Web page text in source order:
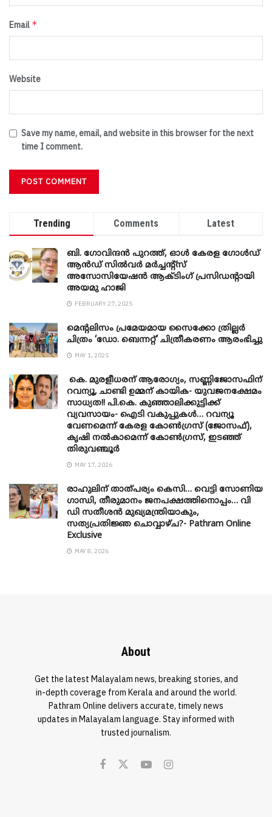
Email *
Website
Save my name, email, and website in this browser for the next
time I comment.
Trending Comments Latest
ബി. ​ഗോവിന്ദൻ പുറത്ത്, ഓൾ കേരള ഗോൾഡ്
ആൻഡ് സിൽവർ മർച്ചന്റ്സ്
അസോസിയേഷൻ ആക്ടിംഗ് പ്രസിഡന്റായി
അയമു ഹാജി
FEBRUARY 27, 2025
മെന്‍റലിസം പ്രമേയമായ സൈക്കോ ത്രില്ലർ
ചിത്രം ‘ഡോ. ബെന്നറ്റ്’ ചിത്രീകരണം ആരംഭിച്ചു
MAY 1, 2025
കെ. മുരളീധരന് ആരോഗ്യം, സണ്ണിജോസഫിന്
റവന്യൂ, ചാണ്ടി ഉമ്മന് കായിക- യുവജനക്ഷേമം
സാധ്യത!! പി.കെ. കുഞ്ഞാലിക്കുട്ടിക്ക്
വ്യവസായം- ഐടി വകുപ്പുകൾ… റവന്യൂ
വേണമെന്ന് കേരള കോൺഗ്രസ് (ജോസഫ്),
കൃഷി നൽകാമെന്ന് കോൺഗ്രസ്, ഇടഞ്ഞ്
തിരുവഞ്ചൂർ
MAY 17, 2026
രാഹുലിന് താത്പര്യം കെസി… വെട്ടി സോണിയ
​ഗാന്ധി, തീരുമാനം ജനപക്ഷത്തിനൊപ്പം… വി
ഡി സതീശൻ മുഖ്യമന്ത്രിയാകും,
സത്യപ്രതിജ്ഞ ചൊവ്വാഴ്ച?- Pathram Online
Exclusive
MAY 8, 2026
About
Get the latest Malayalam news, breaking stories, and
in-depth coverage from Kerala and around the world.
Pathram Online delivers accurate, timely news
updates in Malayalam language. Stay informed with
trusted journalism.